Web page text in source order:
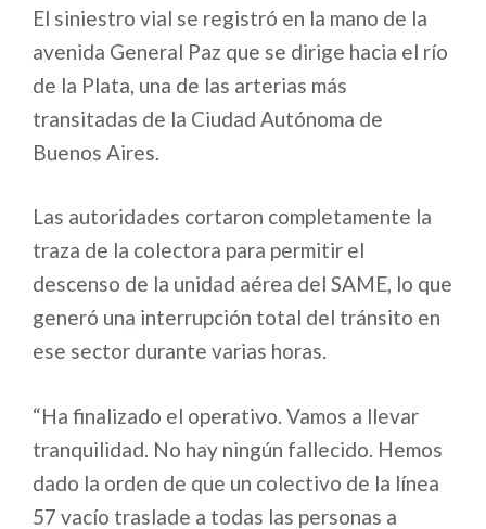
El siniestro vial se registró en la mano de la
avenida General Paz que se dirige hacia el río
de la Plata, una de las arterias más
transitadas de la Ciudad Autónoma de
Buenos Aires.
Las autoridades cortaron completamente la
traza de la colectora para permitir el
descenso de la unidad aérea del SAME, lo que
generó una interrupción total del tránsito en
ese sector durante varias horas.
“Ha finalizado el operativo. Vamos a llevar
tranquilidad. No hay ningún fallecido. Hemos
dado la orden de que un colectivo de la línea
57 vacío traslade a todas las personas a